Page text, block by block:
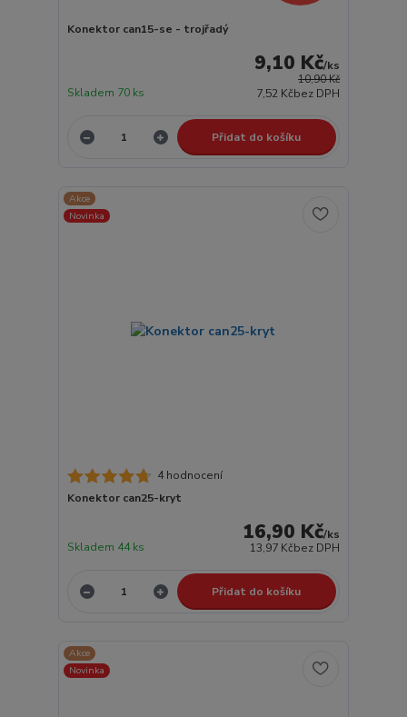
Konektor can15-se - trojřadý
10,90 Kč
9,10 Kč/ks
7,52 Kčbez DPH
Skladem 70 ks
Přidat do košíku
Akce
Novinka
4 hodnocení
Konektor can25-kryt
16,90 Kč/ks
13,97 Kčbez DPH
Skladem 44 ks
Přidat do košíku
Akce
Novinka